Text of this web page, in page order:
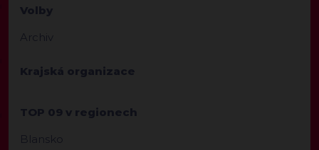
Volby
Archiv
Krajská organizace
TOP 09 v regionech
Blansko